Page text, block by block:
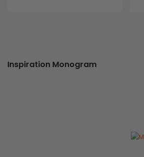
Inspiration Monogram